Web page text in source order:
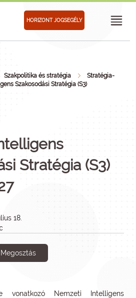
HORIZONT JOGSEGÉLY
Szakpolitika és stratégia
Stratégia-
Szakosodási Stratégia (S3)
Stratégia (S3)
18.
Megosztás
vonatkozó Nemzeti Intelligens